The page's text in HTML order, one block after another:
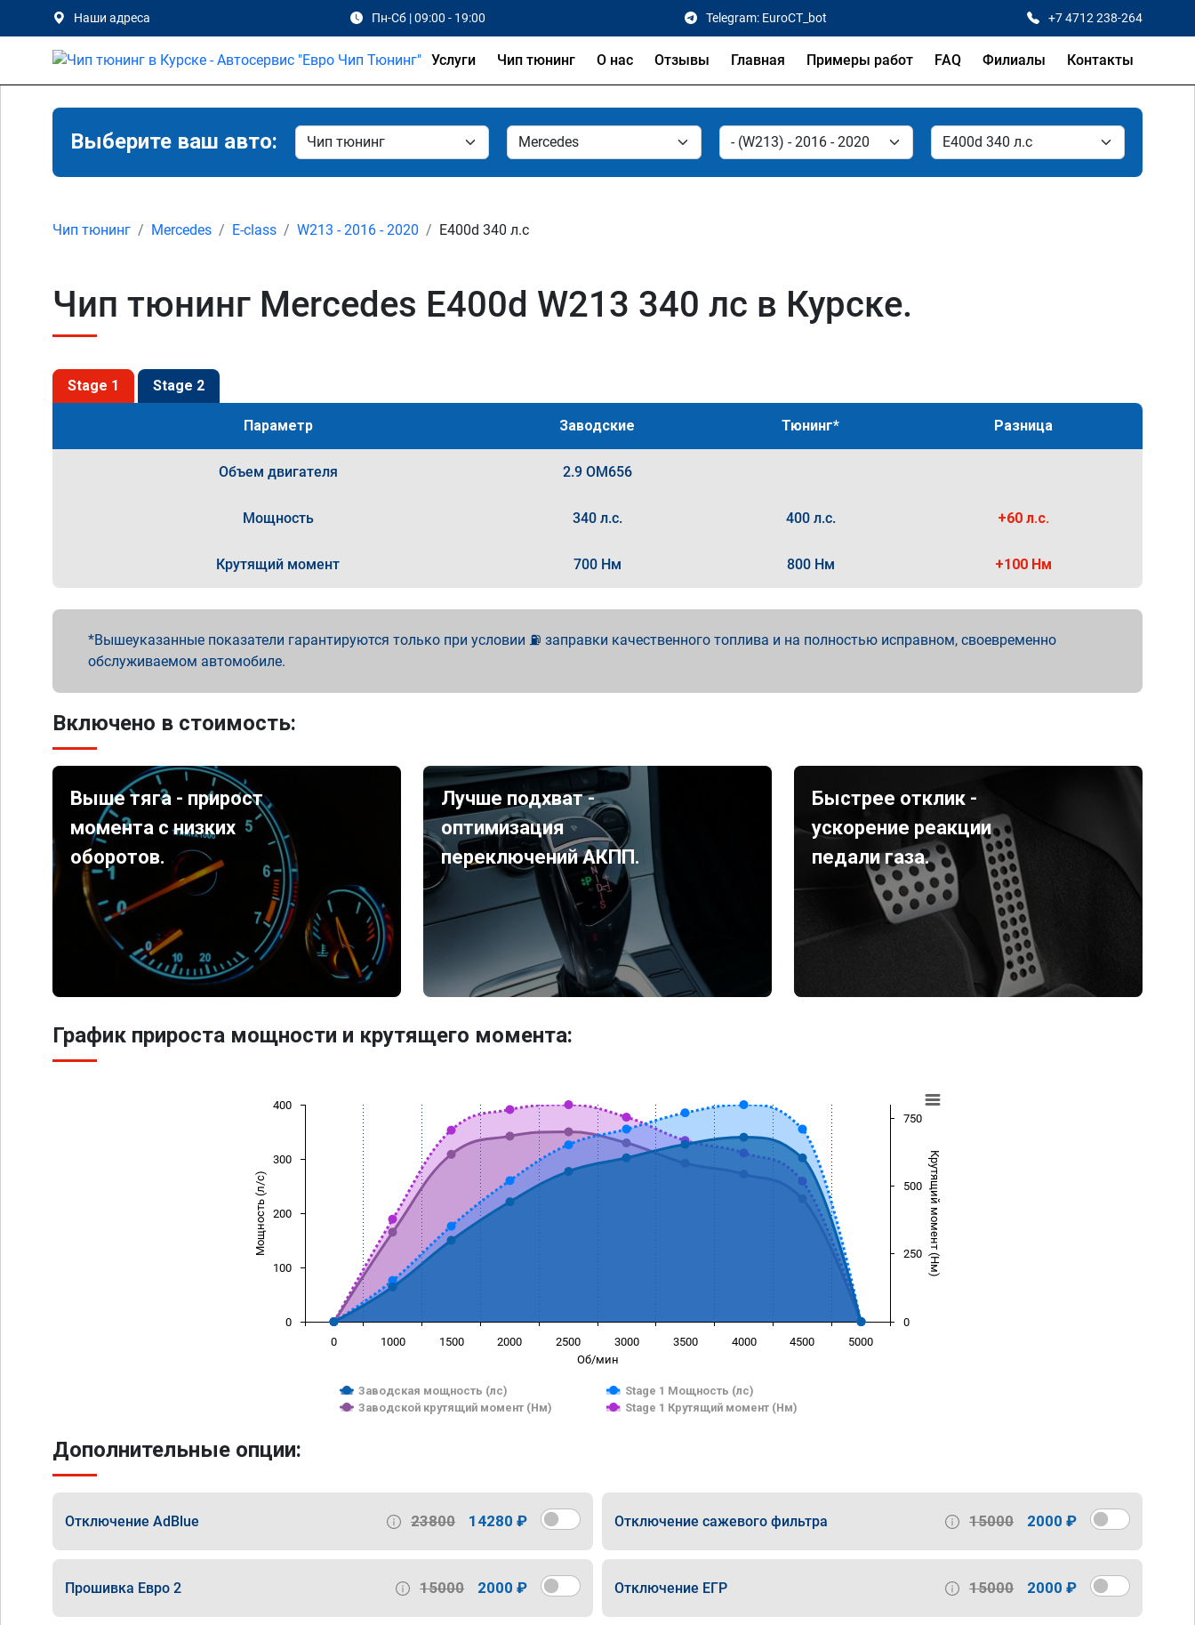
Наши адреса Пн-Сб | 09:00 - 19:00 Telegram: EuroCT_bot +7 4712 238-264
Услуги Чип тюнинг О нас Отзывы Главная Примеры работ FAQ Филиалы Контакты
Выберите ваш авто:
Чип тюнинг Mercedes E-class W213 - 2016 - 2020 E400d 340 л.с
Чип тюнинг Mercedes E400d W213 340 лс в Курске.
Stage 1 Stage 2
Параметр Заводские Тюнинг* Разница
Объем двигателя 2.9 OM656
Мощность 340 л.с. 400 л.с. +60 л.с.
Крутящий момент 700 Нм 800 Нм +100 Нм
Вышеуказанные показатели гарантируются только при условии ⛽ заправки качественного топлива и на полностью исправном, своевременно
обслуживаемом автомобиле.
Включено в стоимость:
Выше тяга - прирост
момента с низких
оборотов.
Лучше подхват -
оптимизация
переключений АКПП.
Быстрее отклик -
ускорение реакции
педали газа.
График прироста мощности и крутящего момента:
Об/мин
Мощность (л/с) Крутящий момент (Нм)
Заводская мощность (лс)
Stage 1 Мощность (лс)
Заводской крутящий момент (Нм)
Stage 1 Крутящий момент (Нм)
0 1000 1500 2000 2500 3000 3500 4000 4500 5000
0
100
200
300
400
0
250
500
750
Дополнительные опции:
Отключение AdBlue 23800 14280 ₽ Отключение сажевого фильтра 15000 2000 ₽
Прошивка Евро 2 15000 2000 ₽ Отключение ЕГР 15000 2000 ₽